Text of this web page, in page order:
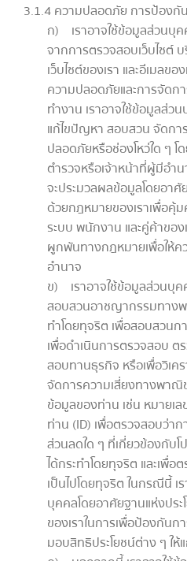
3.1.4 ความปลอดภัย การป้องกั
ก) เราอาจใช้ข้อมูลส่วนบุ
จากการตรวจสอบเว็บไซต์
เว็บไซต์ของเรา และอีเมลข
ความปลอดภัยและการจัดก
ทำงาน เราอาจใช้ข้อมูลส่ว
แก้ไขปัญหา สอบสวน จัดก
ปลอดภัยหรือช่องโหว่ใด ๆ
ตำรวจหรือเจ้าหน้าที่ผู้มีอำ
จะประมวลผลข้อมูลโดยอาศั
ด้วยกฎหมายของเราเพื่อคุ้
ระบบ พนักงาน และคู่ค้าขอ
ผูกพันทางกฎหมายเพื่อให้
อำนาจ
ข) เราอาจใช้ข้อมูลส่วนบุค
สอบสวนอาชญากรรมทาง
ทำโดยทุจริต เพื่อสอบสวนกา
เพื่อดำเนินการตรวจสอบ ต
สอบทานธุรกิจ หรือเพื่อวิเค
จัดการความเสี่ยงทางพาณิ
ข้อมูลของท่าน เช่น หมายเ
ท่าน (ID) เพื่อตรวจสอบว่า
ส่วนลดใด ๆ ที่เกี่ยวข้องกับโ
ได้กระทำโดยทุจริต และเพื่อ
เป็นไปโดยทุจริต ในกรณีนี้ เ
บุคคลโดยอาศัยฐานแห่งปร
ของเราในการเพื่อป้องกันก
มอบสิทธิประโยชน์ต่าง ๆ ให้